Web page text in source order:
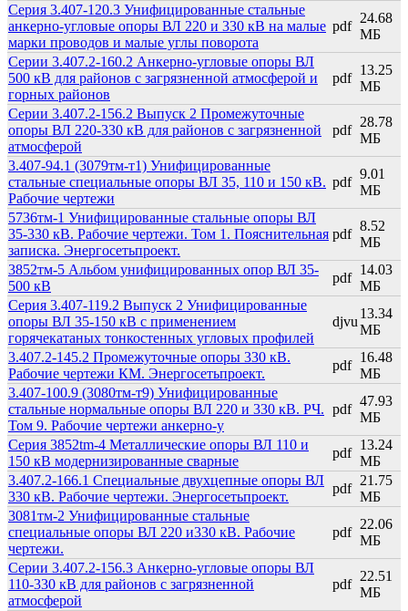
Серия 3.407-120.3 Унифицированные стальные
анкерно-угловые опоры ВЛ 220 и 330 кВ на малые
марки проводов и малые углы поворота
pdf
24.68
МБ
Серии 3.407.2-160.2 Анкерно-угловые опоры ВЛ
500 кВ для районов с загрязненной атмосферой и
горных районов
pdf
13.25
МБ
Серии 3.407.2-156.2 Выпуск 2 Промежуточные
опоры ВЛ 220-330 кВ для районов с загрязненной
атмосферой
pdf
28.78
МБ
3.407-94.1 (3079тм-т1) Унифицированные
стальные специальные опоры ВЛ 35, 110 и 150 кВ.
Рабочие чертежи
pdf
9.01
МБ
5736тм-1 Унифицированные стальные опоры ВЛ
35-330 кВ. Рабочие чертежи. Том 1. Пояснительная
записка. Энергосетьпроект.
pdf
8.52
МБ
3852тм-5 Альбом унифицированных опор ВЛ 35-
500 кВ
pdf
14.03
МБ
Серия 3.407-119.2 Выпуск 2 Унифицированные
опоры ВЛ 35-150 кВ с применением
горячекатаных тонкостенных угловых профилей
djvu
13.34
МБ
3.407.2-145.2 Промежуточные опоры 330 кВ.
Рабочие чертежи КМ. Энергосетьпроект.
pdf
16.48
МБ
3.407-100.9 (3080тм-т9) Унифицированные
стальные нормальные опоры ВЛ 220 и 330 кВ. РЧ.
Том 9. Рабочие чертежи анкерно-у
pdf
47.93
МБ
Серия 3852tm-4 Металлические опоры ВЛ 110 и
150 кВ модернизированные сварные
pdf
13.24
МБ
3.407.2-166.1 Специальные двухцепные опоры ВЛ
330 кВ. Рабочие чертежи. Энергосетьпроект.
pdf
21.75
МБ
3081тм-2 Унифицированные стальные
специальные опоры ВЛ 220 и330 кВ. Рабочие
чертежи.
pdf
22.06
МБ
Серии 3.407.2-156.3 Анкерно-угловые опоры ВЛ
110-330 кВ для районов с загрязненной
атмосферой
pdf
22.51
МБ